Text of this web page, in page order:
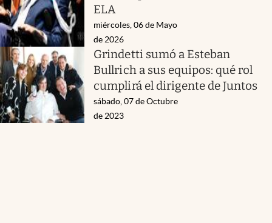
ELA
miércoles, 06 de Mayo
de 2026
Grindetti sumó a Esteban
Bullrich a sus equipos: qué rol
cumplirá el dirigente de Juntos
sábado, 07 de Octubre
de 2023